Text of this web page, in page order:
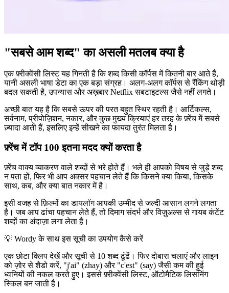
"सबसे आम शब्द" का असली मतलब क्या है
एक फ़्रीक्वेंसी लिस्ट यह गिनती है कि शब्द किसी कॉर्पस में कितनी बार आते हैं,
यानी असली भाषा डेटा का एक बड़ा संग्रह। अलग-अलग कॉर्पस से रैंकिंग थोड़ी
बदल सकती है, उपन्यास और अख़बार Netflix सबटाइटल्स जैसे नहीं लगते।
अच्छी बात यह है कि सबसे ऊपर की परत बहुत स्थिर रहती है। आर्टिकल्स,
सर्वनाम, प्रीपोज़िशन, नकार, और कुछ मुख्य क्रियाएं हर तरह के फ़्रेंच में सबसे
ज़्यादा आती हैं, इसलिए इन्हें सीखने का फायदा तुरंत मिलता है।
फ़्रेंच में टॉप 100 इतना मदद क्यों करता है
फ़्रेंच वाक्य व्याकरण वाले शब्दों से भरे होते हैं। भले ही आपको विषय से जुड़े शब्द
न पता हों, फिर भी आप अक्सर पहचान लेते हैं कि किसने क्या किया, किसके
साथ, कब, और क्या बात नकार में है।
इसी वजह से फ़िल्मों का डायलॉग आपकी उम्मीद से जल्दी आसान लगने लगता
है। जब आप ढांचा पहचान लेते हैं, तो दिमाग संदर्भ और विज़ुअल्स से गायब कंटेंट
शब्दों का अंदाज़ा लगा लेता है।
💡 Wordy के साथ इस सूची का उपयोग कैसे करें
एक छोटा क्लिप देखें और सूची से 10 शब्द ढूंढें। फिर दोबारा चलाएं और लाइन
को ज़ोर से शैडो करें, "j'ai" (zhay) और "c'est" (say) जैसी कम की हुई
ध्वनियों की नकल करते हुए। इससे फ़्रीक्वेंसी लिस्ट, ऑटोमैटिक लिसनिंग
स्किल बन जाती है।